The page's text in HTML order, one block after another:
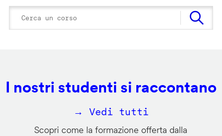
I nostri studenti si raccontano
→ Vedi tutti
Scopri come la formazione offerta dalla